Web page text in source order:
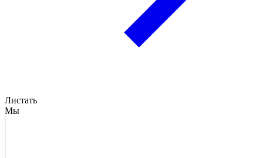
Листать
Мы